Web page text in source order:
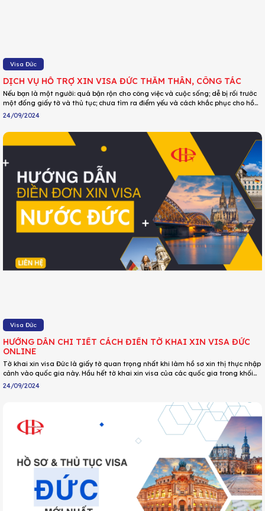
Visa Đức
DỊCH VỤ HỖ TRỢ XIN VISA ĐỨC THĂM THÂN, CÔNG TÁC
Nếu bạn là một người: quá bận rộn cho công việc và cuộc sống; dễ bị rối trước
một đống giấy tờ và thủ tục; chưa tìm ra điểm yếu và cách khắc phục cho hồ
sơ của mình; không thể nào nạp được quá nhiều thông tin và quy định ;... thì DU
LỊCH HOA PHƯỢNG sẽ là người đồng hành tuyệt vời nhất và giúp việc chuẩn bị
hồ sơ xin visa Đức trở nên dễ dàng, tiện lợi hơn bao giờ hết.
24/09/2024
Visa Đức
HƯỚNG DẪN CHI TIẾT CÁCH ĐIỀN TỜ KHAI XIN VISA ĐỨC
ONLINE
Tờ khai xin visa Đức là giấy tờ quan trọng nhất khi làm hồ sơ xin thị thực nhập
cảnh vào quốc gia này. Hầu hết tờ khai xin visa của các quốc gia trong khối
Schengen đều giống nhau về các mục nhưng cách điền đơn lại có sự khác biệt,
PHƯỢNG đã hướng dẫn chi tiết cách điền tờ khai xin visa Đức online qua bài
24/09/2024